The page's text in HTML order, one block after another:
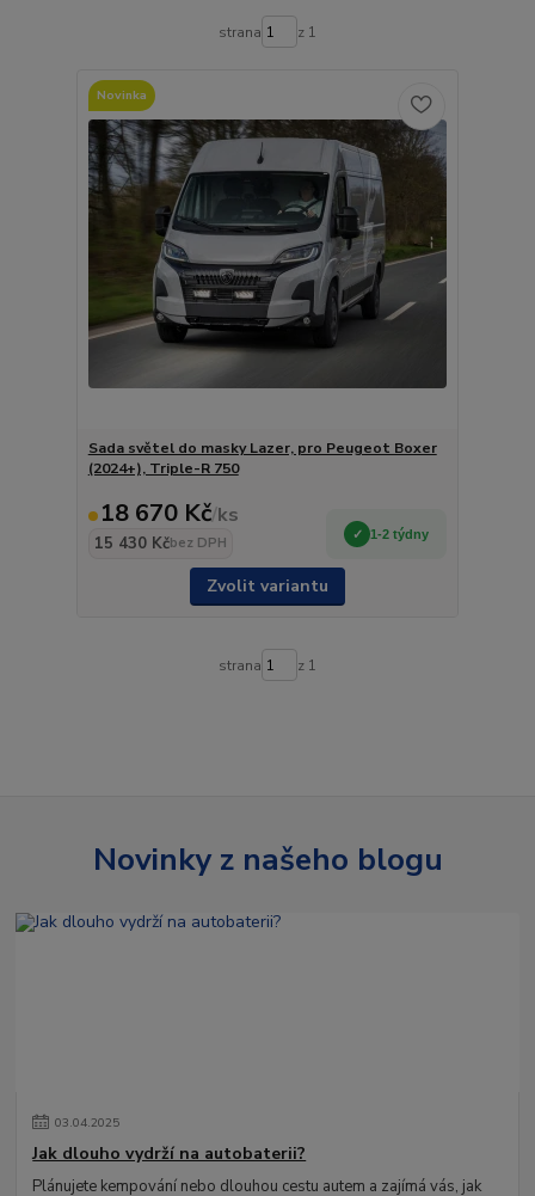
strana z 1
Novinka
Sada světel do masky Lazer, pro Peugeot Boxer
(2024+), Triple-R 750
18 670 Kč/ks
15 430 Kčbez DPH
1-2 týdny
Zvolit variantu
strana z 1
Novinky z našeho blogu
03.04.2025
Jak dlouho vydrží na autobaterii?
Plánujete kempování nebo dlouhou cestu autem a zajímá vás, jak